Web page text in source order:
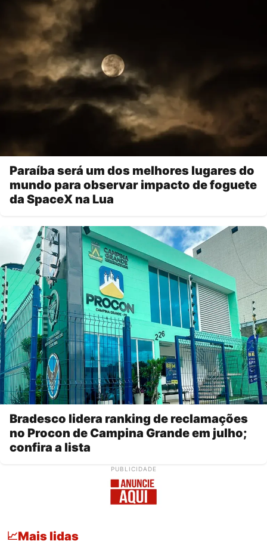
Paraíba será um dos melhores lugares do
mundo para observar impacto de foguete
da SpaceX na Lua
Bradesco lidera ranking de reclamações
no Procon de Campina Grande em julho;
confira a lista
PUBLICIDADE
📈Mais lidas